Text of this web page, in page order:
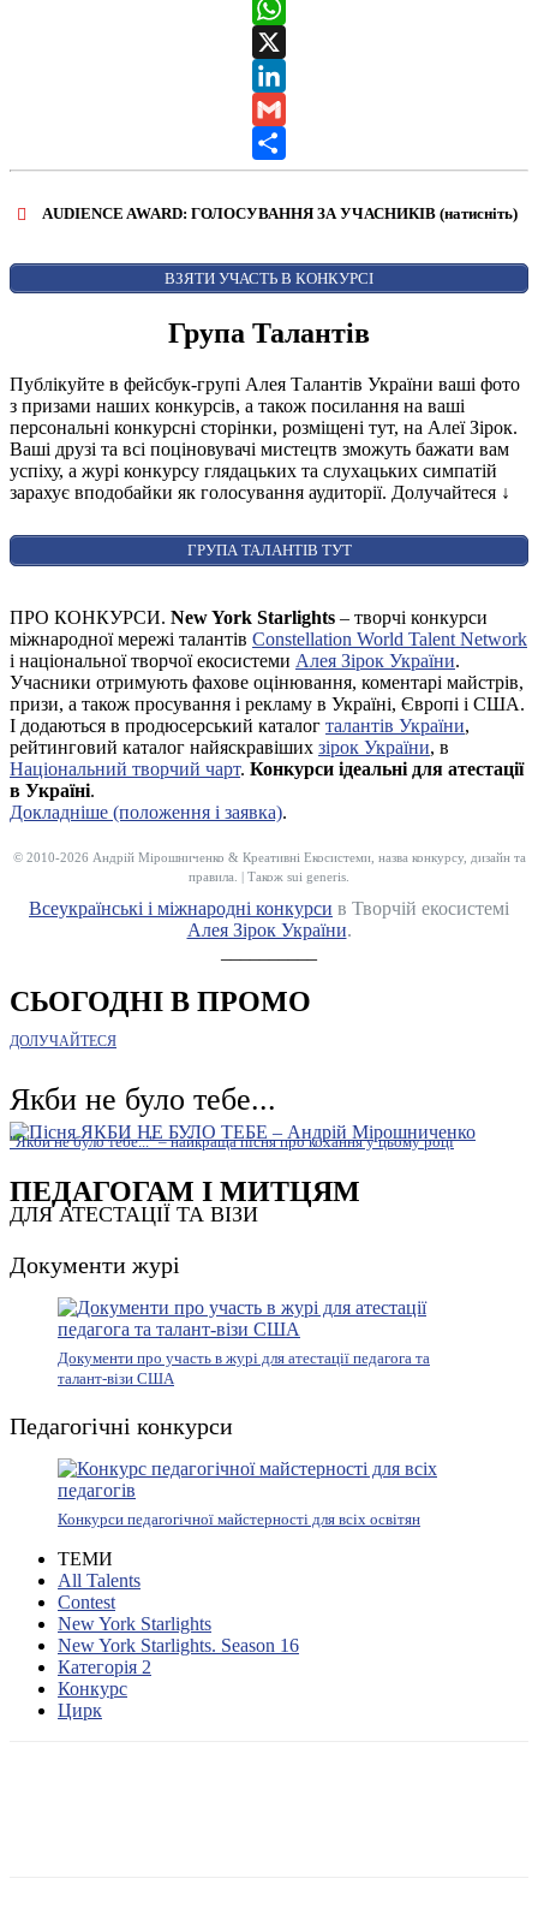
Messenger
WhatsApp
X
LinkedIn
Gmail
Share
AUDIENCE AWARD: ГОЛОСУВАННЯ ЗА УЧАСНИКІВ (натисніть)
AUDIENCE AWARD
ВЗЯТИ УЧАСТЬ В КОНКУРСІ
Група Талантів
Публікуйте в фейсбук-групі Алея Талантів України ваші фото
з призами наших конкурсів, а також посилання на ваші
персональні конкурсні сторінки, розміщені тут, на Алеї Зірок.
Ваші друзі та всі поціновувачі мистецтв зможуть бажати вам
успіху, а журі конкурсу глядацьких та слухацьких симпатій
зарахує вподобайки як голосування аудиторії. Долучайтеся ↓
ГРУПА ТАЛАНТІВ ТУТ
ПРО КОНКУРСИ. New York Starlights – творчі конкурси
міжнародної мережі талантів Constellation World Talent Network
і національної творчої екосистеми Алея Зірок України.
Учасники отримують фахове оцінювання, коментарі майстрів,
призи, а також просування і рекламу в Україні, Європі і США.
І додаються в продюсерський каталог талантів України,
рейтинговий каталог найяскравіших зірок України, в
Національний творчий чарт. Конкурси ідеальні для атестації
в Україні.
Докладніше (положення і заявка).
© 2010-2026 Андрій Мірошниченко & Креативні Екосистеми, назва конкурсу, дизайн та
правила. | Також sui generis.
Всеукраїнські і міжнародні конкурси в Творчій екосистемі
Алея Зірок України.
СЬОГОДНІ В ПРОМО
ДОЛУЧАЙТЕСЯ
Якби не було тебе...
"Якби не було тебе..." – найкраща пісня про кохання у цьому році
ПЕДАГОГАМ І МИТЦЯМ
ДЛЯ АТЕСТАЦІЇ ТА ВІЗИ
Документи журі
Документи про участь в журі для атестації педагога та
талант-візи США
Педагогічні конкурси
Конкурси педагогічної майстерності для всіх освітян
ТЕМИ
All Talents
Contest
New York Starlights
New York Starlights. Season 16
Категорія 2
Конкурс
Цирк